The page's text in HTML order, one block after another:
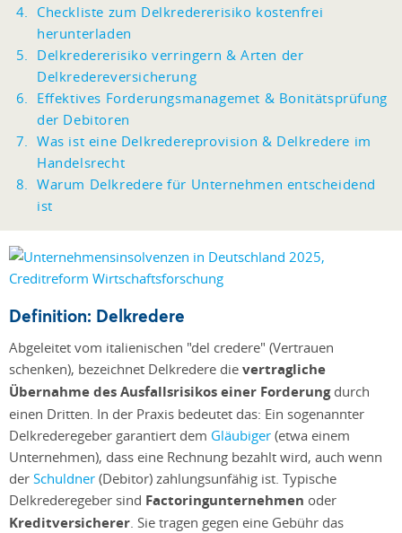
Checkliste zum Delkredererisiko kostenfrei
herunterladen
Delkredererisiko verringern & Arten der
Delkredereversicherung
Effektives Forderungsmanagemet & Bonitätsprüfung
der Debitoren
Was ist eine Delkredereprovision & Delkredere im
Handelsrecht
Warum Delkredere für Unternehmen entscheidend
ist
Definition: Delkredere
Abgeleitet vom italienischen "del credere" (Vertrauen
schenken), bezeichnet Delkredere die vertragliche
Übernahme des Ausfallsrisikos einer Forderungdurch
einen Dritten. In der Praxis bedeutet das: Ein sogenannter
Delkrederegeber garantiert dem Gläubiger (etwa einem
Unternehmen), dass eine Rechnung bezahlt wird, auch wenn
der Schuldner (Debitor) zahlungsunfähig ist. Typische
Delkrederegeber sind Factoringunternehmen oder
Kreditversicherer . Sie tragen gegen eine Gebühr das